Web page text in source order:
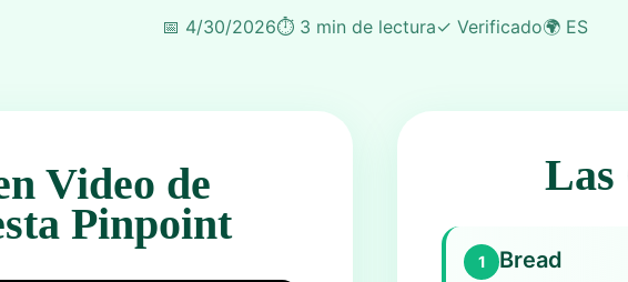
📅 4/30/2026⏱️ 3 min de lectura✓ Verificado🌍 ES
Video de
Pinpoint
Las
1 Bread